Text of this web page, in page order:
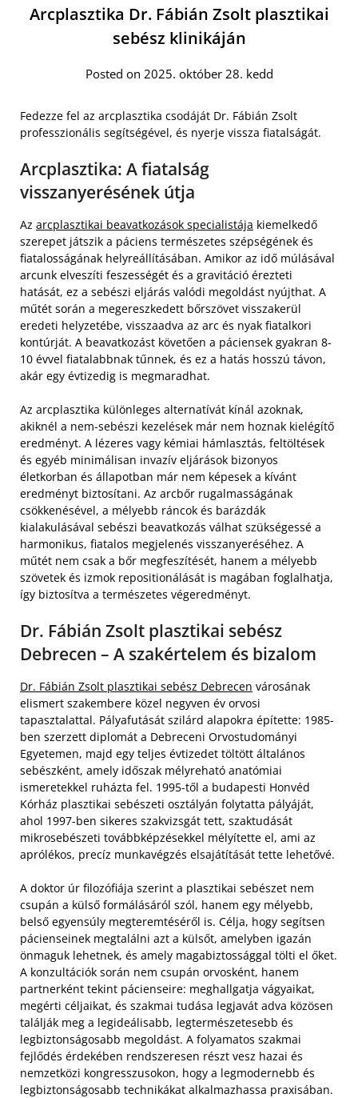
Arcplasztika Dr. Fábián Zsolt plasztikai
sebész klinikáján
Posted on 2025. október 28. kedd
Fedezze fel az arcplasztika csodáját Dr. Fábián Zsolt
professzionális segítségével, és nyerje vissza fiatalságát.
Arcplasztika: A fiatalság
visszanyerésének útja
Az arcplasztikai beavatkozások specialistája kiemelkedő
szerepet játszik a páciens természetes szépségének és
fiatalosságának helyreállításában. Amikor az idő múlásával
arcunk elveszíti feszességét és a gravitáció érezteti
hatását, ez a sebészi eljárás valódi megoldást nyújthat. A
műtét során a megereszkedett bőrszövet visszakerül
eredeti helyzetébe, visszaadva az arc és nyak fiatalkori
kontúrját. A beavatkozást követően a páciensek gyakran 8-
10 évvel fiatalabbnak tűnnek, és ez a hatás hosszú távon,
akár egy évtizedig is megmaradhat.
Az arcplasztika különleges alternatívát kínál azoknak,
akiknél a nem-sebészi kezelések már nem hoznak kielégítő
eredményt. A lézeres vagy kémiai hámlasztás, feltöltések
és egyéb minimálisan invazív eljárások bizonyos
életkorban és állapotban már nem képesek a kívánt
eredményt biztosítani. Az arcbőr rugalmasságának
csökkenésével, a mélyebb ráncok és barázdák
kialakulásával sebészi beavatkozás válhat szükségessé a
harmonikus, fiatalos megjelenés visszanyeréséhez. A
műtét nem csak a bőr megfeszítését, hanem a mélyebb
szövetek és izmok repositionálását is magában foglalhatja,
így biztosítva a természetes végeredményt.
Dr. Fábián Zsolt plasztikai sebész
Debrecen – A szakértelem és bizalom
Dr. Fábián Zsolt plasztikai sebész Debrecen városának
elismert szakembere közel negyven év orvosi
tapasztalattal. Pályafutását szilárd alapokra építette: 1985-
ben szerzett diplomát a Debreceni Orvostudományi
Egyetemen, majd egy teljes évtizedet töltött általános
sebészként, amely időszak mélyreható anatómiai
ismeretekkel ruházta fel. 1995-től a budapesti Honvéd
Kórház plasztikai sebészeti osztályán folytatta pályáját,
ahol 1997-ben sikeres szakvizsgát tett, szaktudását
mikrosebészeti továbbképzésekkel mélyítette el, ami az
aprólékos, precíz munkavégzés elsajátítását tette lehetővé.
A doktor úr filozófiája szerint a plasztikai sebészet nem
csupán a külső formálásáról szól, hanem egy mélyebb,
belső egyensúly megteremtéséről is. Célja, hogy segítsen
pácienseinek megtalálni azt a külsőt, amelyben igazán
önmaguk lehetnek, és amely magabiztossággal tölti el őket.
A konzultációk során nem csupán orvosként, hanem
partnerként tekint pácienseire: meghallgatja vágyaikat,
megérti céljaikat, és szakmai tudása legjavát adva közösen
találják meg a legideálisabb, legtermészetesebb és
legbiztonságosabb megoldást. A folyamatos szakmai
fejlődés érdekében rendszeresen részt vesz hazai és
nemzetközi kongresszusokon, hogy a legmodernebb és
legbiztonságosabb technikákat alkalmazhassa praxisában.